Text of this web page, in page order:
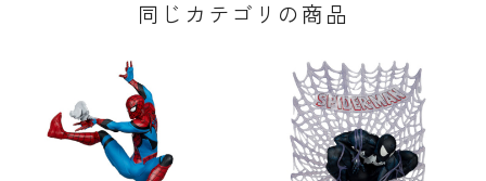
同じカテゴリの商品